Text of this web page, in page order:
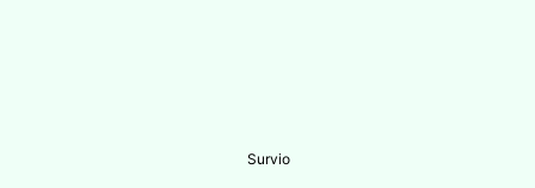
Survio